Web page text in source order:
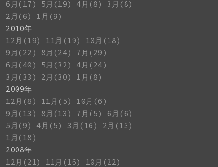
6月(17)
5月(19) 4月(8)
3月(8)
2月(6)
1月(9)
2010年
12月(19)
11月(19)
10月(18)
9月(22)
8月(24)
7月(29)
6月(40)
5月(32)
4月(24)
3月(33)
2月(30)
1月(8)
2009年
12月(8)
11月(5)
10月(6)
9月(13)
8月(13) 7月(5)
6月(6)
5月(9)
4月(5) 3月(16)
2月(13)
1月(18)
2008年
12月(21)
11月(16)
10月(22)